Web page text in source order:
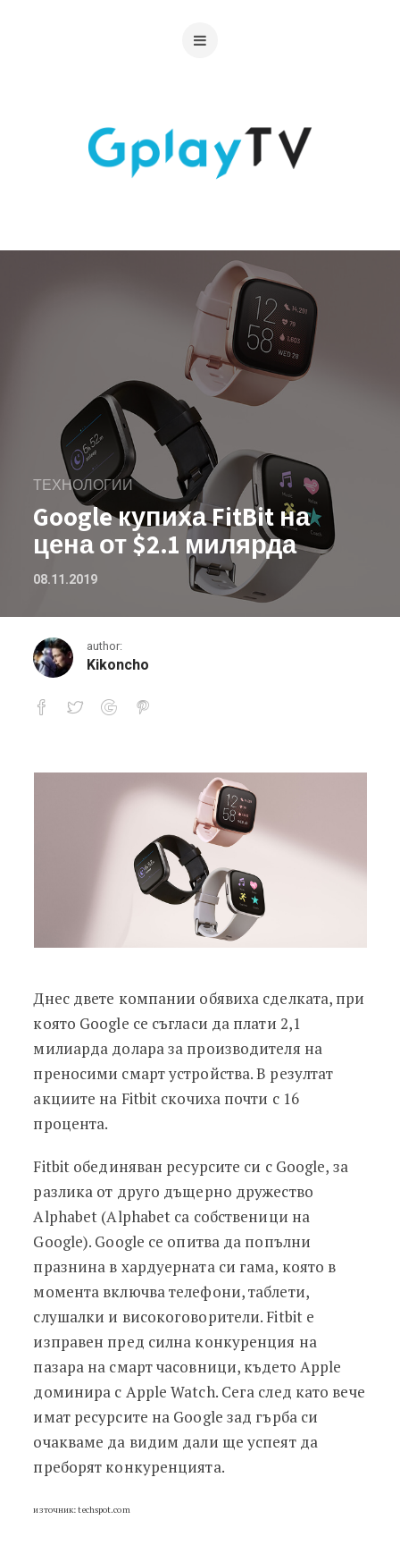
ТЕХНОЛОГИИ
Google купиха FitBit на
цена от $2.1 милярда
08.11.2019
author:
Kikoncho
Google купиха FitBit на цена от $2.1
Днес двете компании обявиха сделката, при
която Google се съгласи да плати 2,1
милиарда долара за производителя на
преносими смарт устройства. В резултат
акциите на Fitbit скочиха почти с 16
процента.
Fitbit обединяван ресурсите си с Google, за
разлика от друго дъщерно дружество
Alphabet (Alphabet са собственици на
Google). Google се опитва да попълни
празнина в хардуерната си гама, която в
момента включва телефони, таблети,
слушалки и високоговорители. Fitbit е
изправен пред силна конкуренция на
пазара на смарт часовници, където Apple
доминира с Apple Watch. Сега след като вече
имат ресурсите на Google зад гърба си
очакваме да видим дали ще успеят да
преборят конкуренцията.
източник: techspot.com